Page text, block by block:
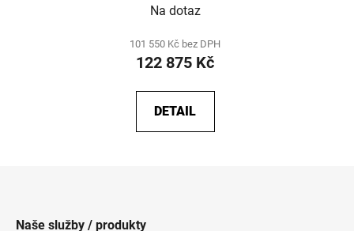
Na dotaz
101 550 Kč bez DPH
122 875 Kč
DETAIL
Naše služby / produkty